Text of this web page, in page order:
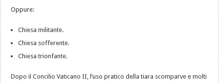
Oppure:
Chiesa militante.
Chiesa sofferente.
Chiesa trionfante.
Dopo il Concilio Vaticano II, l’uso pratico della tiara scomparve e molti